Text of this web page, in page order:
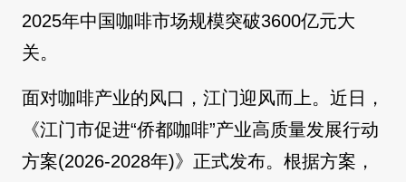
2025年中国咖啡市场规模突破3600亿元大
关。
面对咖啡产业的风口，江门迎风而上。近日，
《江门市促进“侨都咖啡”产业高质量发展行动
方案(2026-2028年)》正式发布。根据方案，